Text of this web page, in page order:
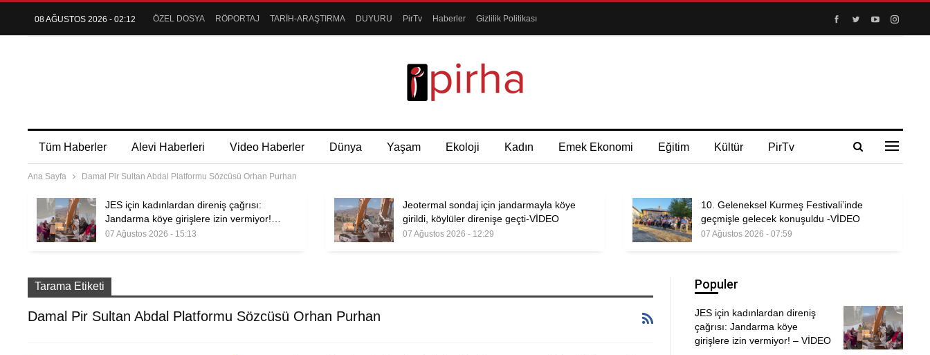
08 AĞUSTOS 2026 - 02:12 ÖZEL DOSYA RÖPORTAJ TARİH-ARAŞTIRMA DUYURU PirTv Haberler Gizlilik Politikası
Tüm Haberler Alevi Haberleri Video Haberler Dünya Yaşam Ekoloji Kadın Emek Ekonomi Eğitim Kültür PirTv
Ana Sayfa Damal Pir Sultan Abdal Platformu Sözcüsü Orhan Purhan
JES için kadınlardan direniş çağrısı:
Jandarma köye girişlere izin vermiyor!…
07 Ağustos 2026 - 15:13
Jeotermal sondaj için jandarmayla köye
girildi, köylüler direnişe geçti-VİDEO
07 Ağustos 2026 - 12:29
10. Geleneksel Kurmeş Festivali’inde
geçmişle gelecek konuşuldu -VİDEO
07 Ağustos 2026 - 07:59
Tarama Etiketi
Damal Pir Sultan Abdal Platformu Sözcüsü Orhan Purhan
Populer
JES için kadınlardan direniş
çağrısı: Jandarma köye
girişlere izin vermiyor! – VİDEO